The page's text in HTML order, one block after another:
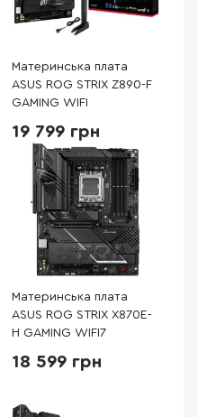
Материнська плата
ASUS ROG STRIX Z890-F
GAMING WIFI
19 799 грн
Материнська плата
ASUS ROG STRIX X870E-
H GAMING WIFI7
18 599 грн